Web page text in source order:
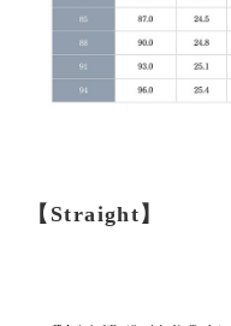
【Straight】